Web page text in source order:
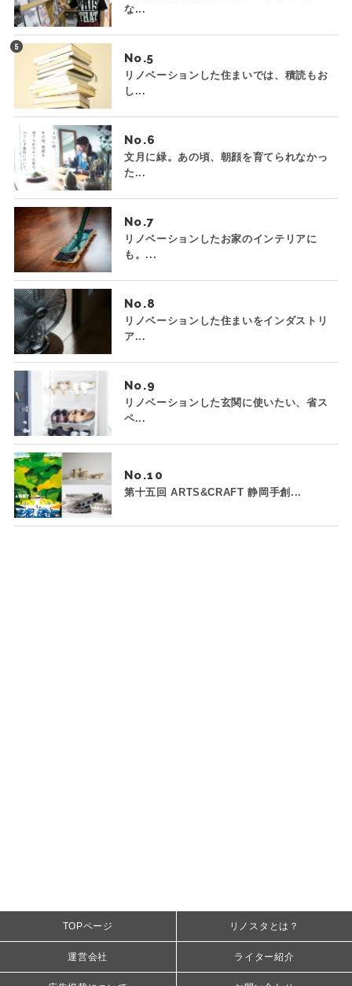
な...
No.
リノベーションした住まいでは、積読もお
し...
No.
文月に緑。あの頃、朝顔を育てられなかっ
た...
No.
リノベーションしたお家のインテリアに
も。...
No.
リノベーションした住まいをインダストリ
ア...
No.
リノベーションした玄関に使いたい、省ス
ペ...
No.
第十五回 ARTS&CRAFT 静岡手創...
TOPページ リノスタとは？
運営会社 ライター紹介